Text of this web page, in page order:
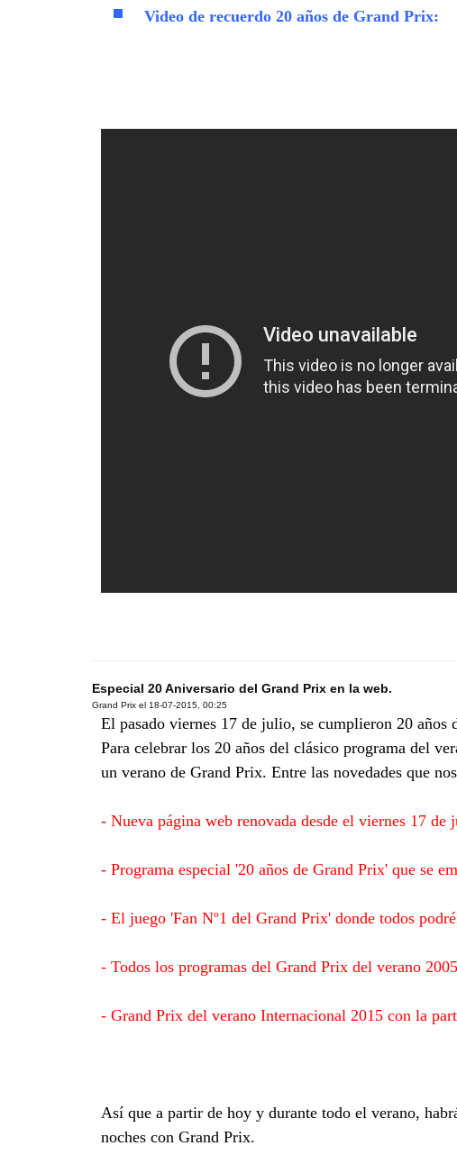
Video de recuerdo 20 años de Grand Prix:
Especial 20 Aniversario del Grand Prix en la web.
Grand Prix el 18-07-2015, 00:25
El pasado viernes 17 de julio, se cumplieron 20
Para celebrar los 20 años del clásico programa del
un verano de Grand Prix. Entre las novedades que
- Nueva página web renovada desde el viernes 17 de
- Programa especial '20 años de Grand Prix' que se
- El juego 'Fan Nº1 del Grand Prix' donde todos
- Todos los programas del Grand Prix del verano
- Grand Prix del verano Internacional 2015 con la
Así que a partir de hoy y durante todo el verano,
noches con Grand Prix.